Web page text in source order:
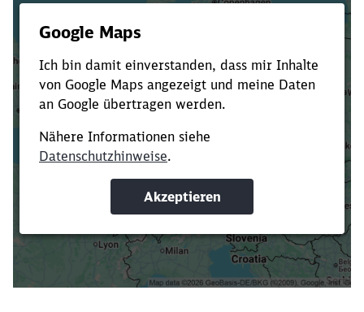
Verkürze die Ladezeit, indem du Suchbegriffe
oder Filter hinzufügst.
Suchbegriffe eingeben
Filter setzen